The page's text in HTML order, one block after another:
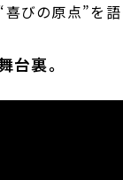
びの原点”を語
台裏。